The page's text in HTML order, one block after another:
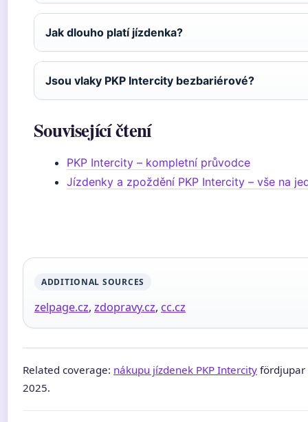
Jak dlouho platí jízdenka?
Jsou vlaky PKP Intercity bezbariérové?
Související čtení
PKP Intercity – kompletní průvodce
Jízdenky a zpoždění PKP Intercity – vše na
ADDITIONAL SOURCES
zelpage.cz, zdopravy.cz, cc.cz
Related coverage: nákupu jízdenek PKP Intercity fördjupar
2025.